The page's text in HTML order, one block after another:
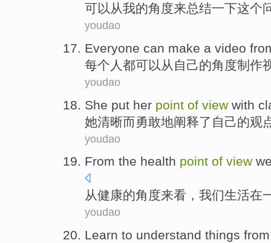
可以 从我的角度来总结一下这个
youdao
Everyone can make a video
每个人都可以 从 自己的角度制作
youdao
She put her point of view with
她清晰而勇敢地阐释了 自己的观
youdao
From the health point of view
从健康的角度来看， 我们生活在
youdao
Learn to understand things from